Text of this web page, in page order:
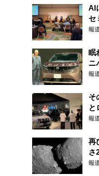
AI
セ
報
眠
ニ
報
そ
と
報
再
さ
す
報